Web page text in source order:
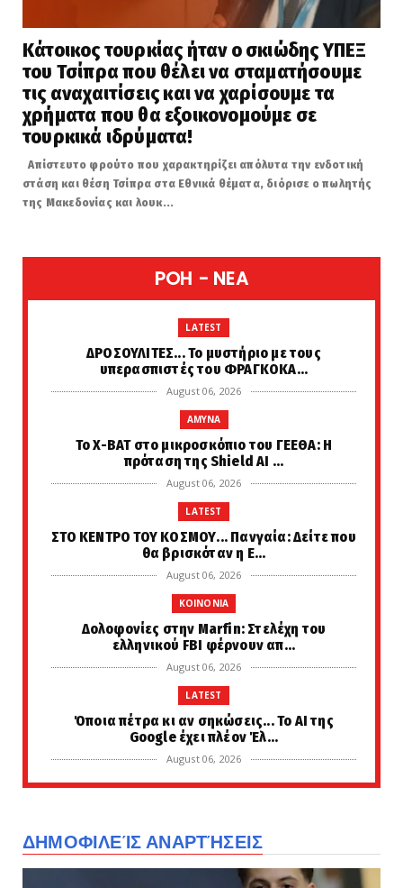
Κάτοικος τουρκίας ήταν ο σκιώδης ΥΠΕΞ
του Τσίπρα που θέλει να σταματήσουμε
τις αναχαιτίσεις και να χαρίσουμε τα
χρήματα που θα εξοικονομούμε σε
τουρκικά ιδρύματα!
Απίστευτο φρούτο που χαρακτηρίζει απόλυτα την ενδοτική
στάση και θέση Τσίπρα στα Εθνικά θέματα, διόρισε ο πωλητής
της Μακεδονίας και λουκ...
POH - NEA
LATEST
ΔΡΟΣΟΥΛΙΤΕΣ... Το μυστήριο με τους
υπερασπιστές του ΦΡΑΓΚΟΚΑ...
August 06, 2026
AMYNA
Το X-BAT στο μικροσκόπιο του ΓΕΕΘΑ: Η
πρόταση της Shield AI ...
August 06, 2026
LATEST
ΣΤΟ ΚΕΝΤΡΟ ΤΟΥ ΚΟΣΜΟΥ... Πανγαία: Δείτε που
θα βρισκόταν η Ε...
August 06, 2026
KOINONIA
Δολοφονίες στην Marfin: Στελέχη του
ελληνικού FBI φέρνουν απ...
August 06, 2026
LATEST
Όποια πέτρα κι αν σηκώσεις... Το AI της
Google έχει πλέον Έλ...
August 06, 2026
FAVORI
August 06, 2026
ΔΗΜΟΦΙΛΕΊΣ ΑΝΑΡΤΉΣΕΙΣ